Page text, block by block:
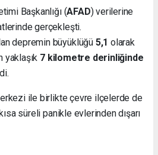
Başkanlığı (AFAD) verilerine
gerçekleşti.
depremin büyüklüğü 5,1 olarak
yaklaşık 7 kilometre derinliğinde
ile birlikte çevre ilçelerde de
süreli panikle evlerinden dışarı